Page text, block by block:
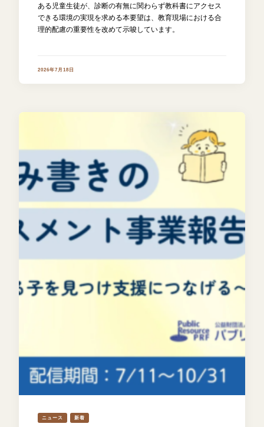
ある児童生徒が、診断の有無に関わらず教科書にアクセス
できる環境の実現を求める本要望は、教育現場における合
理的配慮の重要性を改めて示唆しています。
2026年7月18日
ニュース 新着